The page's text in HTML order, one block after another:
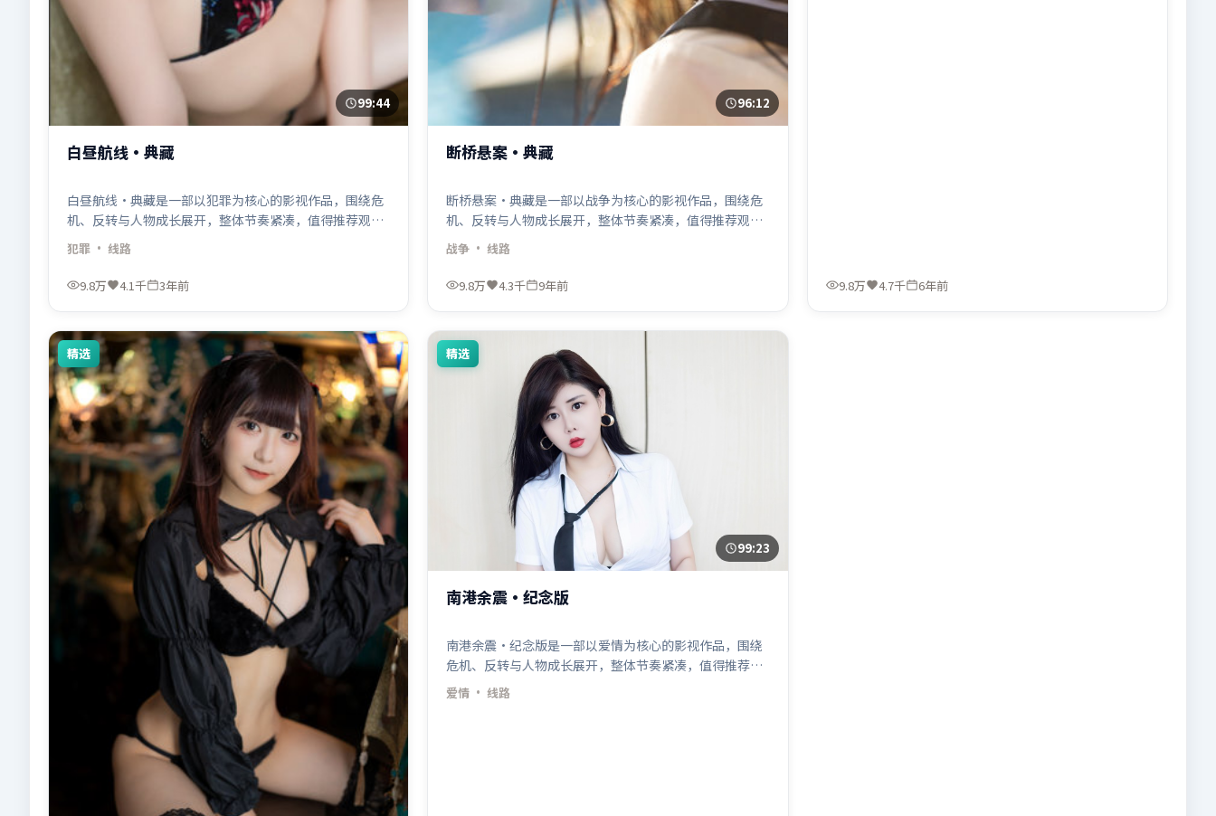
99:44
白昼航线·典藏
白昼航线·典藏是一部以犯罪为核心的影视作品，围绕危
机、反转与人物成长展开，整体节奏紧凑，值得推荐观
看。
犯罪 · 线路
9.8万 4.1千 3年前
96:12
断桥悬案·典藏
断桥悬案·典藏是一部以战争为核心的影视作品，围绕危
机、反转与人物成长展开，整体节奏紧凑，值得推荐观
看。
战争 · 线路
9.8万 4.3千 9年前 9.8万 4.7千 6年前
精选 精选
99:23
南港余震·纪念版
南港余震·纪念版是一部以爱情为核心的影视作品，围绕
危机、反转与人物成长展开，整体节奏紧凑，值得推荐观
看。
爱情 · 线路